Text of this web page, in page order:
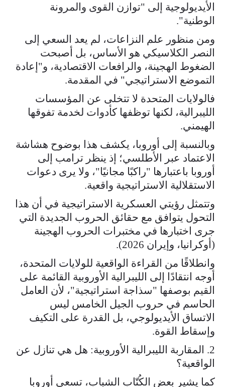
الأيديولوجية إلى "توازن القوى والمرونة
الوطنية".
ومن منظور علم النزاعات، لم يعد السعي إلى
النصر الكلاسيكي هو الأساس، بل أصبحت
الضغوط الهجينة، والرافعات الاقتصادية، و"إعادة
التموضع الاستراتيجي" في المقدمة.
فالولايات المتحدة لا تتخلى عن المؤسسات
الليبرالية، لكنها توظفها كأدوات لخدمة تفوقها
الهيمني.
وبالنسبة إلى أوروبا، يكشف هذا بوضوح هشاشة
الاعتماد عبر الأطلسي؛ إذ ينظر ترامب إلى
أوروبا باعتبارها "راكبًا مجانيًا"، ولا يرى دعوات
الاستقلالية الاستراتيجية واقعية.
وتتمثل رؤيتي العسكرية الاستراتيجية في أن هذا
التحول يتوافق مع حقائق الحروب الجديدة التي
جرى اختبارها في مختبرات الحروب الهجينة
(أوكرانيا، وإيران 2026).
وانطلاقًا من القراءة الواقعية للولايات المتحدة،
أوجه انتقادًا إلى الليبرالية الأوروبية القائمة على
القيم بوصفها "سذاجة استراتيجية"، لأن العامل
الحاسم في حروب الجيل الخامس ليس
الاتساق الأيديولوجي، بل القدرة على التكيف
وإسقاط القوة.
2. المقاربة الليبرالية الأوروبية: هل هي تنازل عن
الواقعية؟
كما يشير بعض الكُتّاب الشباب، تسعى أوروبا